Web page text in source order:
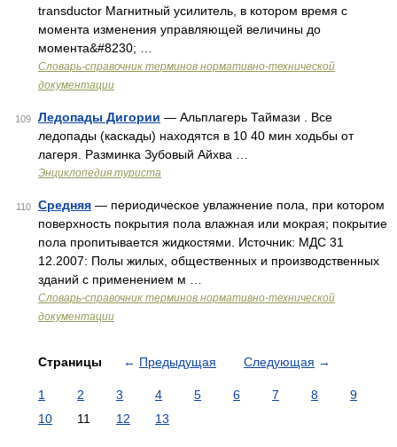
transductor Магнитный усилитель, в котором время с
момента изменения управляющей величины до
момента&#8230; …
Словарь-справочник терминов нормативно-технической
документации
109 Ледопады Дигории — Альплагерь Таймази . Все
ледопады (каскады) находятся в 10 40 мин ходьбы от
лагеря. Разминка Зубовый Айхва …
Энциклопедия туриста
110 Средняя — периодическое увлажнение пола, при котором
поверхность покрытия пола влажная или мокрая; покрытие
пола пропитывается жидкостями. Источник: МДС 31
12.2007: Полы жилых, общественных и производственных
зданий с применением м …
Словарь-справочник терминов нормативно-технической
документации
Страницы ← Предыдущая Следующая →
1 2 3 4 5 6 7 8
9
10
11 12 13